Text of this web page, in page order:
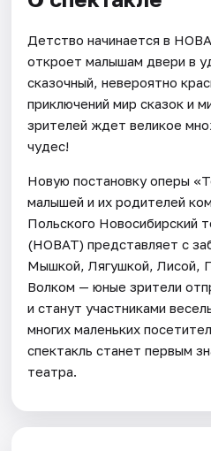
Детство начинается в
откроет малышам двери в
сказочный, невероятно
приключений мир сказок и
зрителей ждет великое
чудес!
Новую постановку оперы
малышей и их родителей
Польского Новосибирский
(НОВАТ) представляет с
Мышкой, Лягушкой, Лисой,
Волком — юные зрители
и станут участниками
многих маленьких
спектакль станет первым
театра.